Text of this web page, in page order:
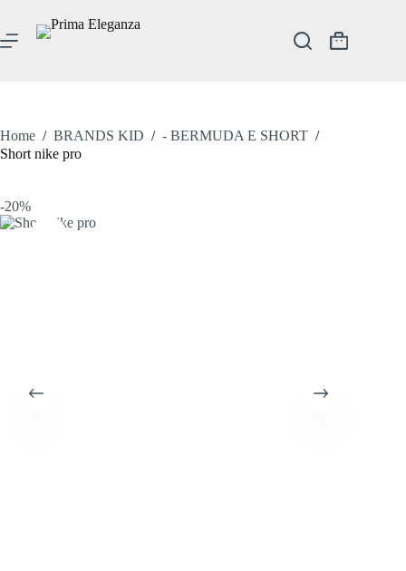
contenuto
Carrello
Home / BRANDS KID / - BERMUDA E SHORT /
Short nike pro
-20%